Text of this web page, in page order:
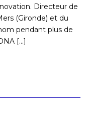
Directeur de
(Gironde) et du
pendant plus de
[...]